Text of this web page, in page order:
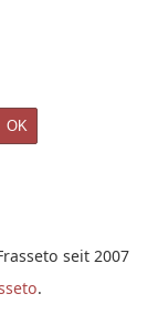
seit 2007
.